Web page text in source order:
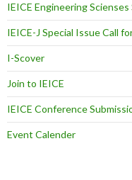
IEICE Engineering
IEICE-J Special Issue Call
I-Scover
Join to IEICE
IEICE Conference
Event Calender